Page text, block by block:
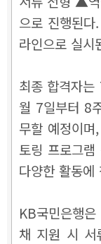
으로 진행된
라인으로 실시
최종 합격자
월 7일부터 8
무할 예정이
토링 프로그
다양한 활동에
KB국민은행
채 지원 시 서